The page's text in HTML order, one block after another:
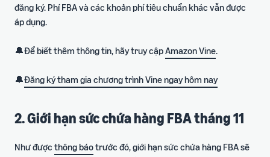
đăng ký. Phí FBA và các khoản phí tiêu chuẩn khác vẫn được
áp dụng.
🔔Để biết thêm thông tin, hãy truy cậpAmazon Vine.
🔔Đăng ký tham gia chương trình Vine ngay hôm nay
2. Giới hạn sức chứa hàng FBA tháng 11
Như được thông báotrước đó, giới hạn sức chứa hàng FBA sẽ